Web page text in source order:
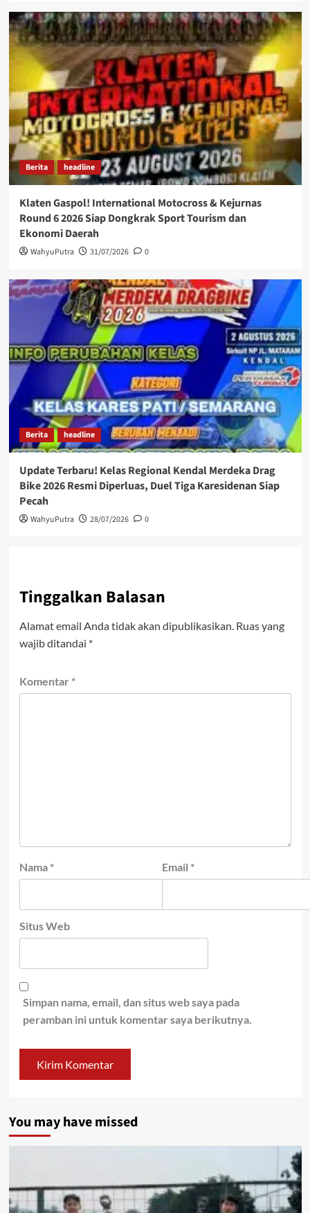
Berita headline
Klaten Gaspol! International Motocross & Kejurnas
Round 6 2026 Siap Dongkrak Sport Tourism dan
Ekonomi Daerah
WahyuPutra 31/07/2026 0
Berita headline
Update Terbaru! Kelas Regional Kendal Merdeka Drag
Bike 2026 Resmi Diperluas, Duel Tiga Karesidenan Siap
Pecah
WahyuPutra 28/07/2026 0
Tinggalkan Balasan
Alamat email Anda tidak akan dipublikasikan. Ruas yang
wajib ditandai *
Komentar *
Nama * Email *
Situs Web
Simpan nama, email, dan situs web saya pada
peramban ini untuk komentar saya berikutnya.
You may have missed